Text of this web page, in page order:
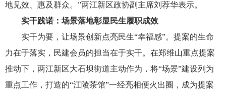
地见效、惠及群众。”两江新区政协副主席刘荐华表示。
实干践诺：场景落地彰显民生履职成效
实干为要，让场景创新点亮民生“幸福感”。提案的生命
力在于落实，民建会员的担当在于实干。在郑维山重点提案
推动下，两江新区大石坝街道主动作为，将“场景”建设列为
重点工作，打造的“江陵茶馆”一经亮相便火出圈，成为提案